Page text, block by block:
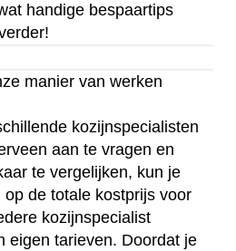
handige bespaartips
manier van werken
kozijnspecialisten
aan te vragen en
te vergelijken, kun je
de totale kostprijs voor
kozijnspecialist
eigen tarieven. Doordat je